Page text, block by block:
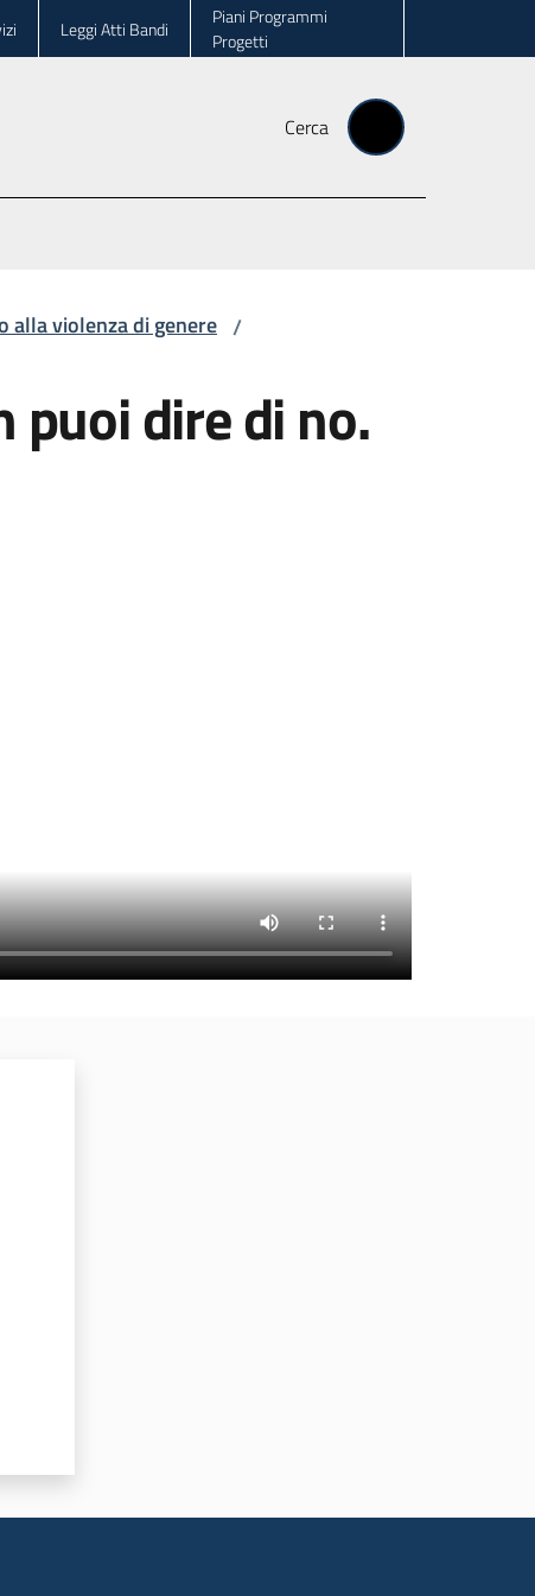
Leggi Atti Bandi
Piani Programmi
Progetti
Cerca
alla violenza di genere /
puoi dire di no.